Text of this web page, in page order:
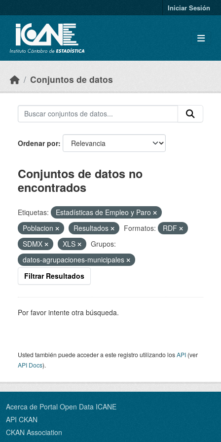
Iniciar Sesión
Conjuntos de datos
Ordenar por
Conjuntos de datos no
encontrados
Etiquetas:
Estadísticas de Empleo y Paro
Poblacion
Resultados Formatos:
RDF
SDMX
XLS
Grupos:
datos-agrupaciones-municipales
Filtrar Resultados
Por favor intente otra búsqueda.
Usted también puede acceder a este registro utilizando losAPI (ver
API Docs).
Acerca de Portal Open Data ICANE
API CKAN
CKAN Association